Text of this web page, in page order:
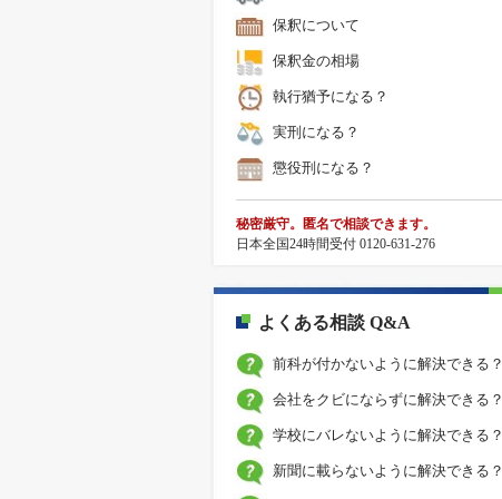
保釈について
保釈金の相場
執行猶予になる？
実刑になる？
懲役刑になる？
秘密厳守。匿名で相談できます。
日本全国24時間受付 0120-631-276
よくある相談 Q&A
前科が付かないように解決できる？
会社をクビにならずに解決できる？
学校にバレないように解決できる？
新聞に載らないように解決できる？